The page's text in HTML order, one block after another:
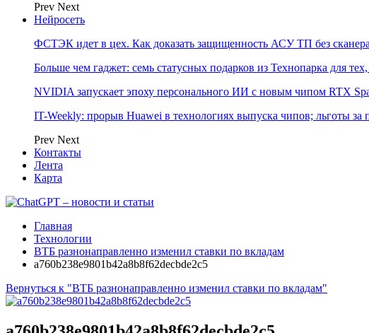
Prev Next
Нейросеть
ФСТЭК идет в цех. Как доказать защищенность АСУ ТП без сканера
Больше чем гаджет: семь статусных подарков из Технопарка для
NVIDIA запускает эпоху персонального ИИ с новым чипом RTX
IT-Weekly: прорыв Huawei в технологиях выпуска чипов; льготы
Prev Next
Контакты
Лента
Карта
Главная
Технологии
ВТБ разнонаправленно изменил ставки по вкладам
a760b238e9801b42a8b8f62decbde2c5
Вернуться к "ВТБ разнонаправленно изменил ставки по вкладам"